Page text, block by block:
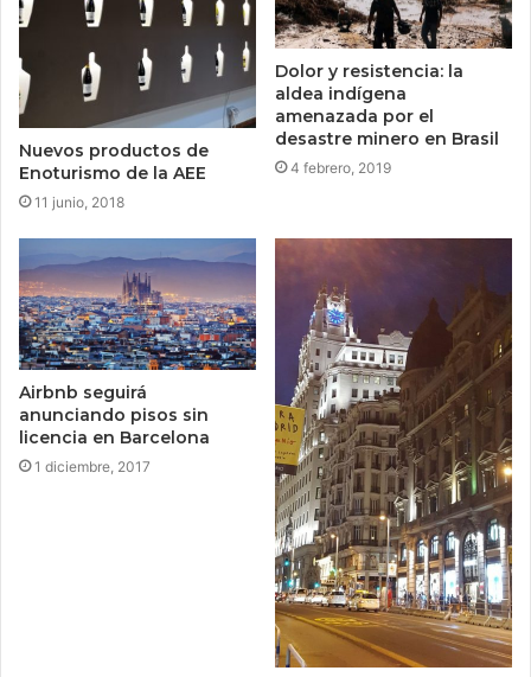
Nuevos productos de
Enoturismo de la AEE
11 junio, 2018
Dolor y resistencia: la
aldea indígena
amenazada por el
desastre minero en Brasil
4 febrero, 2019
Airbnb seguirá
anunciando pisos sin
licencia en Barcelona
1 diciembre, 2017